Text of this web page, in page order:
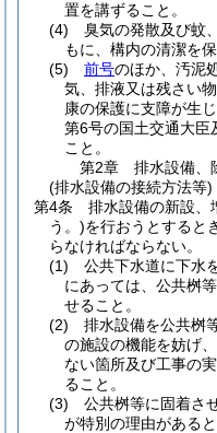
置を講ずること。
(4)
臭気の発散及び蚊
もに、構内の清潔を保
(5)
前号のほか、汚泥
気、排液又は残さい
康の保護に支障が生
第6号の国土交通大臣
こと。
第2章
排水設備、
(排水設備の接続方法等)
第4条
排水設備の新設、
う。)を行おうとすると
らなければならない。
(1)
公共下水道に下水
にあっては、公共桝
せること。
(2)
排水設備を公共桝
の施設の機能を妨げ
ない箇所及び工事の
ること。
(3)
公共桝等に固着さ
が特別の理由がある